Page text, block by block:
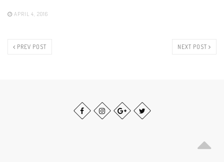
APRIL 4, 2016
PREV POST NEXT POST